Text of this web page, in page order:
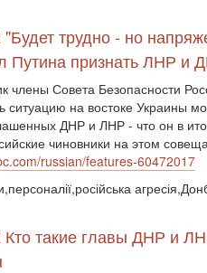
трудно - но
Путина признать ЛНР и
члены Совета Безопасности
ситуацию на востоке Украины
ДНР и ЛНР - что он в
чиновники на этом
russian/features-60472017
Кто такие главы ДНР и